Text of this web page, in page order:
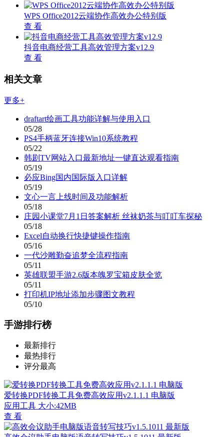
WPS Office2012云端协作高效办公特别版
查 看
抖音电商经营工具高效管理方案v12.9
查 看
相关文章
更多+
draftart绘画工具功能详解与使用入口
05/28
PS4手柄蓝牙连接Win10系统教程
05/22
韩剧TV网站入口最新地址一键直达观看指南
05/19
必应Bing国内国际版入口详解
05/19
文心一言上线时间及功能解析
05/18
庄园小课堂7月1日答案解析 丝袜奶茶与叮叮车探秘
05/18
Excel自动换行快捷键操作指南
05/16
一代沙雕勤奋追梦全流程指南
05/11
英雄联盟手游2.6版本魄罗宝箱皮肤全览
05/11
打印机IP地址添加步骤图文教程
05/10
手游排行榜
最新排行
最热排行
评分最高
爱转换PDF转换工具免费高效应用v2.1.1.1 电脑版
应用工具 大小:42MB
查 看